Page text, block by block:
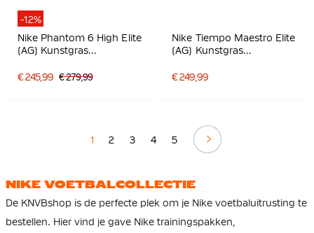
-12%
Nike Phantom 6 High Elite
(AG) Kunstgras
Felgroen
€ 245,99 € 279,99
Nike Tiempo Maestro Elite
(AG) Kunstgras
Felgroen Zilvergrijs
€ 249,99
1 2 3 4 5 Volgende
NIKE VOETBALCOLLECTIE
De KNVBshop is de perfecte plek om je Nike voetbaluitrusting te
bestellen. Hier vind je gave Nike trainingspakken,